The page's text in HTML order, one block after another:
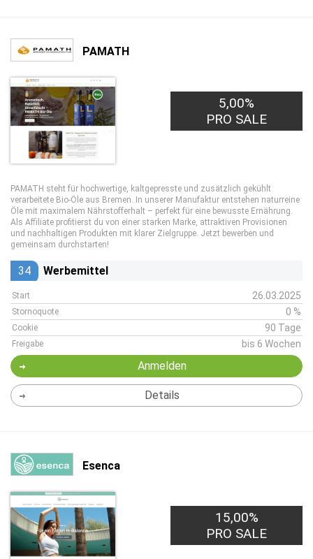
PAMATH
5,00%
PRO SALE
PAMATH steht für hochwertige, kaltgepresste und zusätzlich gekühlt
verarbeitete Bio-Öle aus Bremen. In unserer Manufaktur entstehen naturreine
Öle mit maximalem Nährstofferhalt – perfekt für eine bewusste Ernährung.
Als Affiliate profitierst du von einer starken Marke, attraktiven Provisionen
und nachhaltigen Produkten mit klarer Zielgruppe. Jetzt bewerben und
gemeinsam durchstarten!
34 Werbemittel
Start 26.03.2025
Stornoquote 0 %
Cookie 90 Tage
Freigabe bis 6 Wochen
Anmelden
Details
Esenca
15,00%
PRO SALE